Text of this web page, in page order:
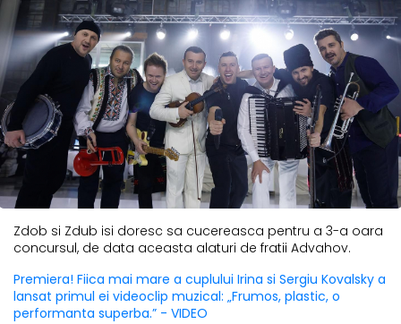
Zdob si Zdub isi doresc sa cucereasca pentru a 3-a oara
concursul, de data aceasta alaturi de fratii Advahov.
Premiera! Fiica mai mare a cuplului Irina si Sergiu Kovalsky a
lansat primul ei videoclip muzical: „Frumos, plastic, o
performanta superba.” - VIDEO